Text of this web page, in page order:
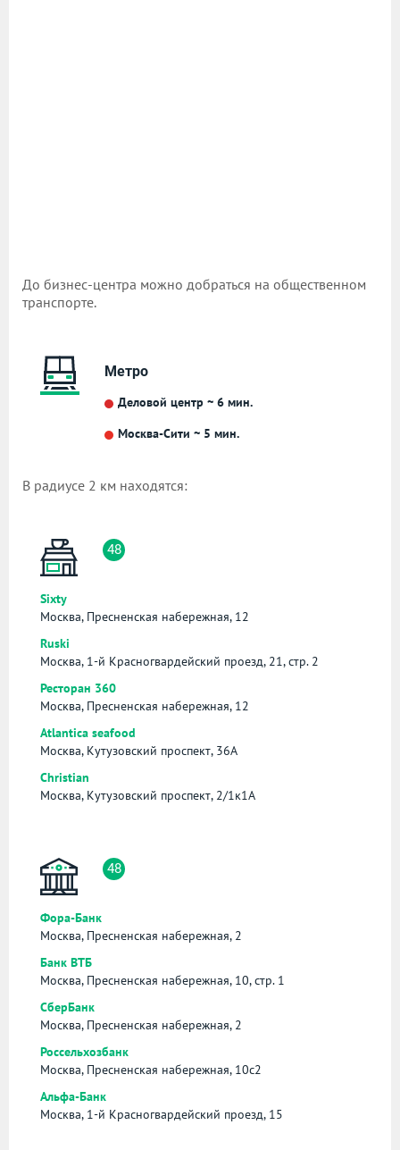
До бизнес-центра можно добраться на общественном
транспорте.
Метро
Деловой центр ~ 6 мин.
Москва-Сити ~ 5 мин.
В радиусе 2 км находятся:
48
Sixty
Москва, Пресненская набережная, 12
Ruski
Москва, 1-й Красногвардейский проезд, 21, стр. 2
Ресторан 360
Москва, Пресненская набережная, 12
Atlantica seafood
Москва, Кутузовский проспект, 36А
Christian
Москва, Кутузовский проспект, 2/1к1А
48
Фора-Банк
Москва, Пресненская набережная, 2
Банк ВТБ
Москва, Пресненская набережная, 10, стр. 1
СберБанк
Москва, Пресненская набережная, 2
Россельхозбанк
Москва, Пресненская набережная, 10с2
Альфа-Банк
Москва, 1-й Красногвардейский проезд, 15